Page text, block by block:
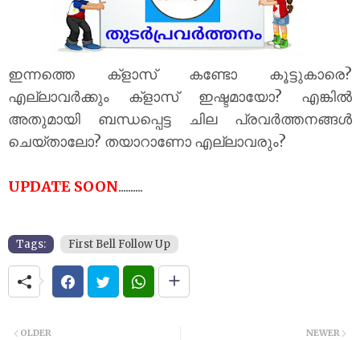
ഇന്നത്തെ ക്‌ളാസ് കണ്ടോ കൂട്ടുകാരെ?
എല്ലാവർക്കും ക്‌ളാസ് ഇഷ്ടമായോ? എങ്കിൽ
അതുമായി ബന്ധപ്പെട്ട ചില പ്രവർത്തനങ്ങൾ
ചെയ്താലോ? തയാറാണോ എല്ലാവരും?
UPDATE SOON..........
Tags: First Bell Follow Up
NEWER
OLDER